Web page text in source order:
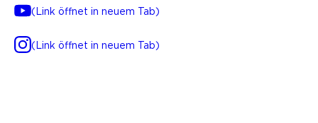
(Link öffnet in neuem Tab)
(Link öffnet in neuem Tab)